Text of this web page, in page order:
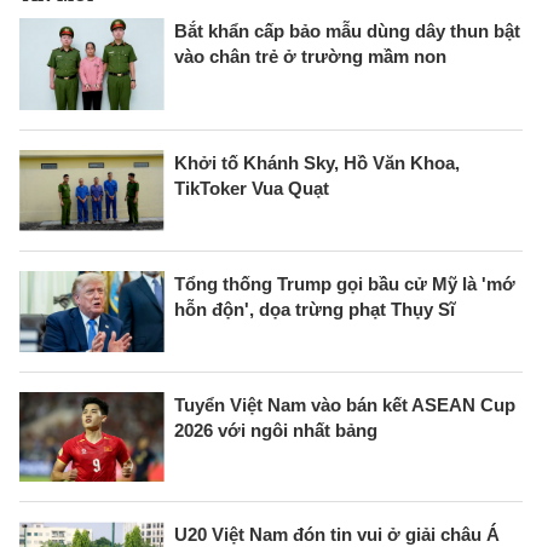
Bắt khẩn cấp bảo mẫu dùng dây thun bật
vào chân trẻ ở trường mầm non
Khởi tố Khánh Sky, Hồ Văn Khoa,
TikToker Vua Quạt
Tổng thống Trump gọi bầu cử Mỹ là 'mớ
hỗn độn', dọa trừng phạt Thụy Sĩ
Tuyển Việt Nam vào bán kết ASEAN Cup
2026 với ngôi nhất bảng
U20 Việt Nam đón tin vui ở giải châu Á